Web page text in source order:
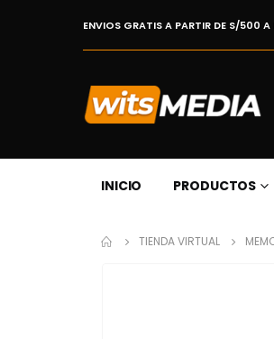
ENVIOS GRATIS A PARTIR DE S/500 A
INICIO PRODUCTOS
TIENDA VIRTUAL